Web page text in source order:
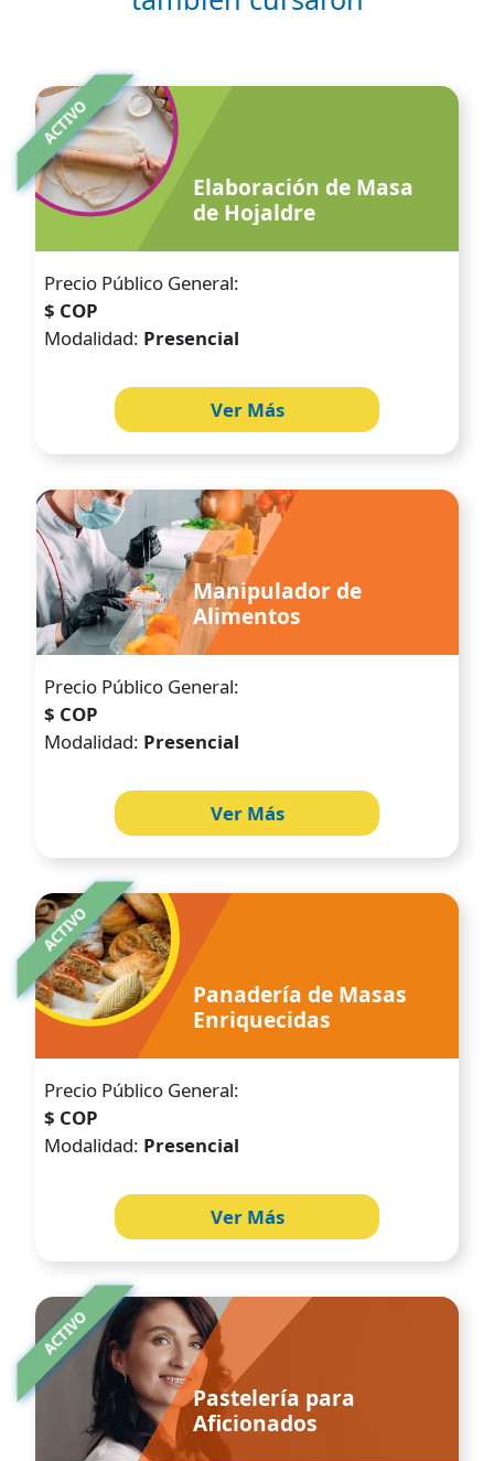
ACTIVO
Image
Elaboración de Masa
de Hojaldre
Precio Público General:
$ COP
Modalidad: Presencial
Ver Más
Image
Manipulador de
Alimentos
Precio Público General:
$ COP
Modalidad: Presencial
Ver Más
ACTIVO
Image
Panadería de Masas
Enriquecidas
Precio Público General:
$ COP
Modalidad: Presencial
Ver Más
ACTIVO
Image
Pastelería para
Aficionados